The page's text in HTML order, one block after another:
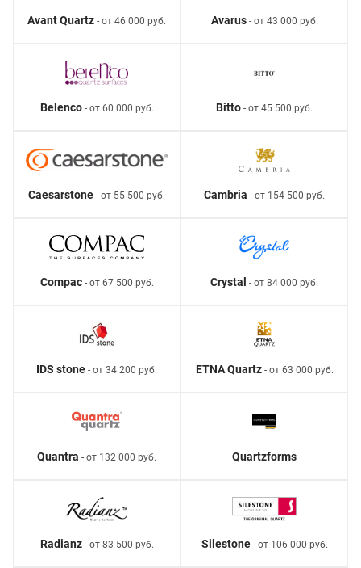
Avant Quartz - от 46 000 руб. Avarus- от 43 000 руб.
Belenco- от 60 000 руб. Bitto - от 45 500 руб.
Caesarstone - от 55 500 руб. Cambria - от 154 500 руб.
Compac- от 67 500 руб. Crystal - от 84 000 руб.
IDS stone - от 34 200 руб. ETNA Quartz- от 63 000 руб.
Quantra - от 132 000 руб. Quartzforms
Radianz- от 83 500 руб. Silestone- от 106 000 руб.